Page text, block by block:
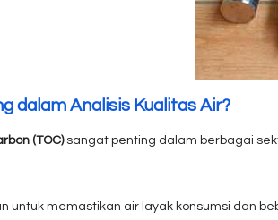
dalam Analisis Kualitas Air?
(TOC)sangat penting dalam berbagai
untuk memastikan air layak konsumsi dan